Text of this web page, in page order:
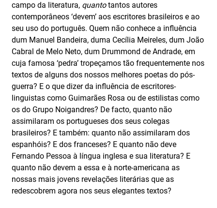
campo da literatura, quantotantos autores
contemporâneos ‘devem’ aos escritores brasileiros e ao
seu uso do português. Quem não conhece a influência
dum Manuel Bandeira, duma Cecília Meireles, dum João
Cabral de Melo Neto, dum Drummond de Andrade, em
cuja famosa ‘pedra’ tropeçamos tão frequentemente nos
textos de alguns dos nossos melhores poetas do pós-
guerra? E o que dizer da influência de escritores-
linguistas como Guimarães Rosa ou de estilistas como
os do Grupo Noigandres? De facto, quanto não
assimilaram os portugueses dos seus colegas
brasileiros? E também: quanto não assimilaram dos
espanhóis? E dos franceses? E quanto não deve
Fernando Pessoa à língua inglesa e sua literatura? E
quanto não devem a essa e à norte-americana as
nossas mais jovens revelações literárias que as
redescobrem agora nos seus elegantes textos?